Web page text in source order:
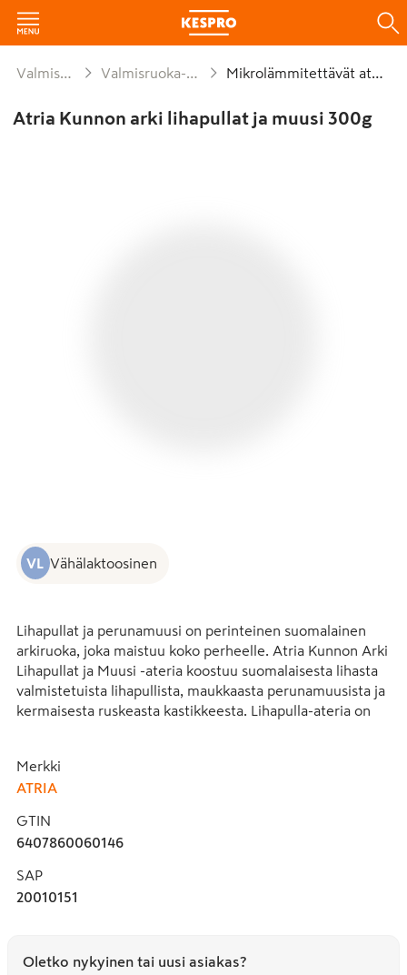
Valmisruoat Valmisruoka-ateriat Mikrolämmitettävät ateriat
Atria Kunnon arki lihapullat ja muusi 300g
VL Vähälaktoosinen
Lihapullat ja perunamuusi on perinteinen suomalainen
arkiruoka, joka maistuu koko perheelle. Atria Kunnon Arki
Lihapullat ja Muusi -ateria koostuu suomalaisesta lihasta
valmistetuista lihapullista, maukkaasta perunamuusista ja
kermaisesta ruskeasta kastikkeesta. Lihapulla-ateria on
kulkee kätevästi mukana esimerkiksi evääksi työpaikalle.
Lämmitetyn aterian kaveriksi sopii esimerkiksi
Merkki
ATRIA
GTIN
6407860060146
SAP
20010151
Oletko nykyinen tai uusi asiakas?